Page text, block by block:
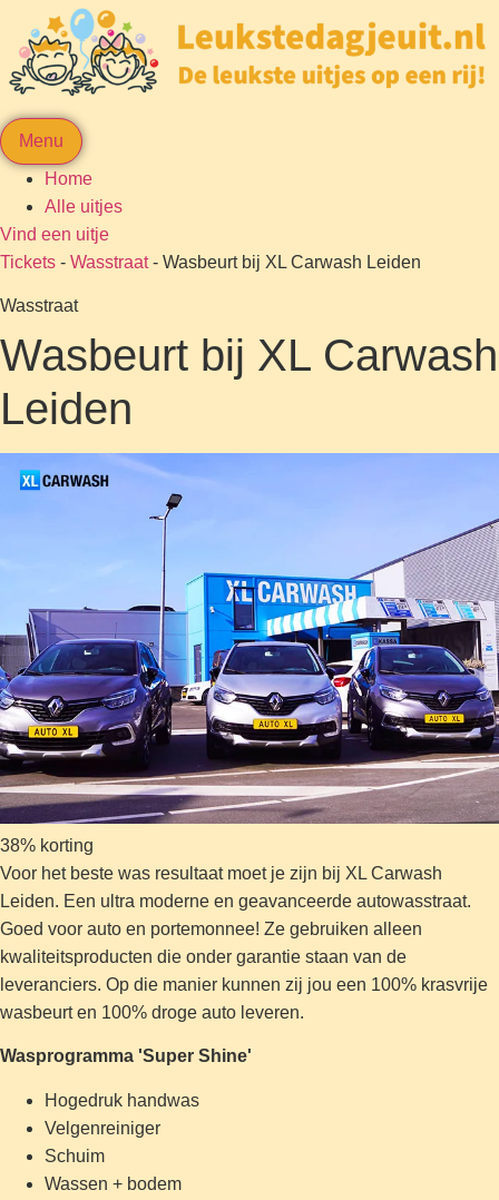
Menu
Home
Alle uitjes
Vind een uitje
Tickets - Wasstraat- Wasbeurt bij XL Carwash Leiden
Wasstraat
Wasbeurt bij XL Carwash
Leiden
38% korting
Voor het beste was resultaat moet je zijn bij XL Carwash
Leiden. Een ultra moderne en geavanceerde autowasstraat.
Goed voor auto en portemonnee! Ze gebruiken alleen
kwaliteitsproducten die onder garantie staan van de
leveranciers. Op die manier kunnen zij jou een 100% krasvrije
wasbeurt en 100% droge auto leveren.
Wasprogramma 'Super Shine'
Hogedruk handwas
Velgenreiniger
Schuim
Wassen + bodem